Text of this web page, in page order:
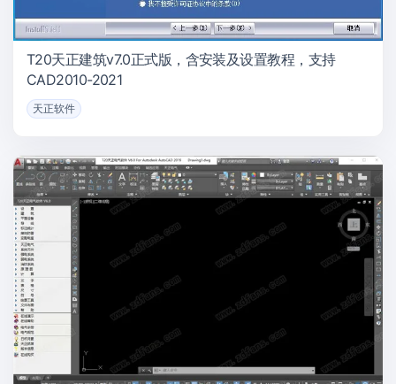
T20天正建筑v7.0正式版，含安装及设置教程，支持
CAD2010-2021
天正软件